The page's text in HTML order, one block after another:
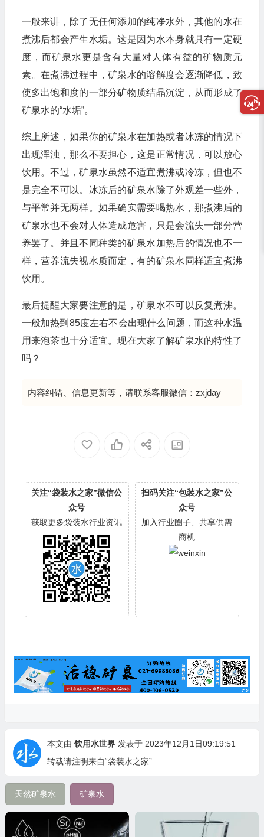
一般来讲，除了无任何添加的纯净水外，其他的水在
煮沸后都会产生水垢。这是因为水本身就具有一定硬
度，而矿泉水更是含有大量对人体有益的矿物质元
素。在煮沸过程中，矿泉水的溶解度会逐渐降低，致
使多出饱和度的一部分矿物质结晶沉淀，从而形成了
矿泉水的“水垢”。
综上所述，如果你的矿泉水在加热或者冰冻的情况下
出现浑浊，那么不要担心，这是正常情况，可以放心
饮用。不过，矿泉水虽然不适宜煮沸或冷冻，但也不
是完全不可以。冰冻后的矿泉水除了外观差一些外，
与平常并无两样。如果确实需要喝热水，那煮沸后的
矿泉水也不会对人体造成危害，只是会流失一部分营
养罢了。并且不同种类的矿泉水加热后的情况也不一
样，营养流失视水质而定，有的矿泉水同样适宜煮沸
饮用。
最后提醒大家要注意的是，矿泉水不可以反复煮沸。
一般加热到85度左右不会出现什么问题，而这种水温
用来泡茶也十分适宜。现在大家了解矿泉水的特性了
吗？
内容纠错、信息更新等，请联系客服微信：zxjday
关注“袋装水之家”微信公
众号
获取更多袋装水行业资讯
扫码关注“包装水之家”公
众号
加入行业圈子、共享供需
商机
本文由 饮用水世界发表于 2023年12月1日09:19:51
转载请注明来自“袋装水之家”
天然矿泉水 矿泉水